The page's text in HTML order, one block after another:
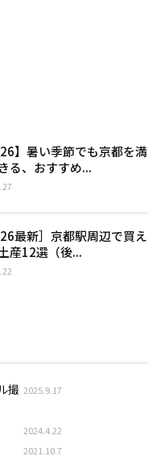
】暑い季節でも京都を満
る、おすすめ...
最新］京都駅周辺で買え
産12選（後...
撮 2025.9.17
2024.4.22
2021.10.7